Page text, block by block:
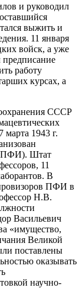
и руководил
выжить и
11 января
войск, а уже
работу
курсах, а
СССР
марта 1943 г.
(ПФИ). Штат
11
В
ПФИ в
Н.В.
Васильевич
«имущество,
Великой
поставлены
оказывать
научно-